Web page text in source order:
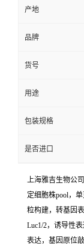
产地
品牌
货号
用途
包装规格
是否进口
上海雅吉生物公
定细胞株pool，
粒构建，转基因
Luc1/2，诱导性
表达，基因原位